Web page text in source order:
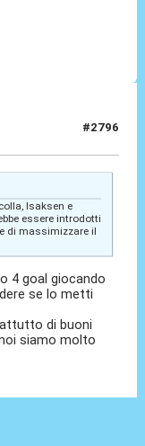
#2796
Isaksen e
essere introdotti
di massimizzare il
4 goal giocando
se lo metti
di buoni
siamo molto